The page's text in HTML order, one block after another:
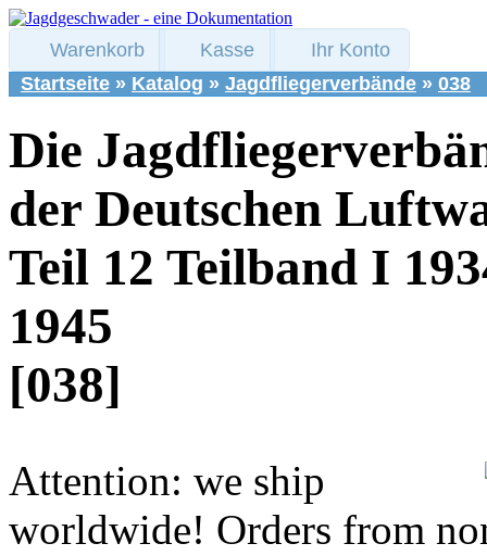
Warenkorb Kasse
Ihr Konto
Startseite » Katalog » Jagdfliegerverbände » 038
Die
der Deutschen
Teil 12 Teilband I
1945
[038]
Attention: we ship
worldwide! Orders from